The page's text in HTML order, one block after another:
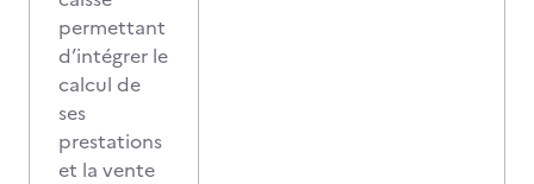
permettant
d’intégrer le
calcul de
ses
prestations
et la vente